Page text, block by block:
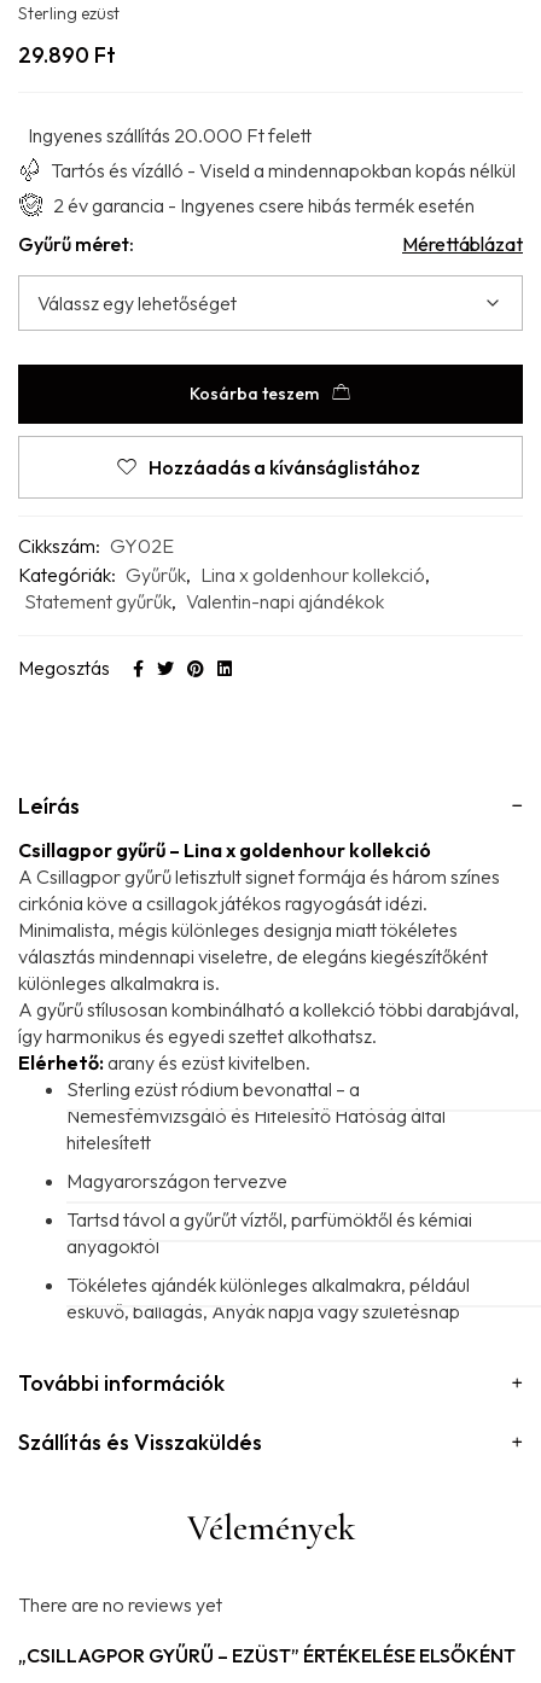
Sterling ezüst
29.890 Ft
Ingyenes szállítás 20.000 Ft felett
Tartós és vízálló - Viseld a mindennapokban kopás nélkül
2 év garancia - Ingyenes csere hibás termék esetén
Gyűrű méret:
Mérettáblázat
Kosárba teszem
Hozzáadás a kívánságlistához
Cikkszám: GY02E
Kategóriák: Gyűrűk, Lina x goldenhour kollekció,
Statement gyűrűk, Valentin-napi ajándékok
Megosztás
Leírás
Csillagpor gyűrű – Lina x goldenhour kollekció
A Csillagpor gyűrű letisztult signet formája és három színes
cirkónia köve a csillagok játékos ragyogását idézi.
Minimalista, mégis különleges designja miatt tökéletes
választás mindennapi viseletre, de elegáns kiegészítőként
különleges alkalmakra is.
A gyűrű stílusosan kombinálható a kollekció többi darabjával,
így harmonikus és egyedi szettet alkothatsz.
Elérhető:arany és ezüst kivitelben.
Sterling ezüst ródium bevonattal – a
Nemesfémvizsgáló és Hitelesítő Hatóság által
hitelesített
Magyarországon tervezve
Tartsd távol a gyűrűt víztől, parfümöktől és kémiai
anyagoktól
Tökéletes ajándék különleges alkalmakra, például
esküvő, ballagás, Anyák napja vagy születésnap
További információk
Szállítás és Visszaküldés
Vélemények
There are no reviews yet
„CSILLAGPOR GYŰRŰ – EZÜST” ÉRTÉKELÉSE ELSŐKÉNT